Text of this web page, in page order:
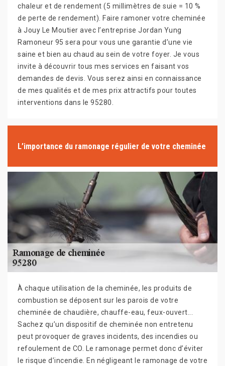
chaleur et de rendement (5 millimètres de suie = 10 %
de perte de rendement). Faire ramoner votre cheminée
à Jouy Le Moutier avec l’entreprise Jordan Yung
Ramoneur 95 sera pour vous une garantie d’une vie
saine et bien au chaud au sein de votre foyer. Je vous
invite à découvrir tous mes services en faisant vos
demandes de devis. Vous serez ainsi en connaissance
de mes qualités et de mes prix attractifs pour toutes
interventions dans le 95280.
L’importance du ramonage régulier de votre cheminée
À chaque utilisation de la cheminée, les produits de
combustion se déposent sur les parois de votre
cheminée de chaudière, chauffe-eau, feux-ouvert...
Sachez qu’un dispositif de cheminée non entretenu
peut provoquer de graves incidents, des incendies ou
refoulement de CO. Le ramonage permet donc d’éviter
le risque d’incendie. En négligeant le ramonage de votre